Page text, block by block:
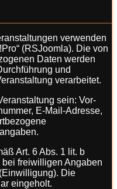
verwenden
(RSJoomla). Die von
Daten werden
und
verarbeitet.
sein: Vor-
E-Mail-Adresse,
Art. 6 Abs. 1 lit. b
freiwilligen Angaben
Die
eingeholt.